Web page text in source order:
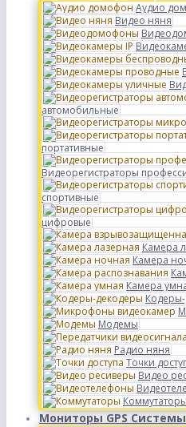
Аудио
Видео няня
автомобильные
портативные
Видеорегистраторы
спортивные
цифровые
Камера
Камера
Камера
Модемы
Радио няня
Точки
Видео
Коммутаторы
Мониторы GPS Системы